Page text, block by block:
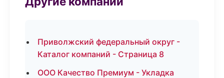
Приволжский федеральный округ -
Каталог компаний - Страница 8
ООО Качество Премиум - Укладка